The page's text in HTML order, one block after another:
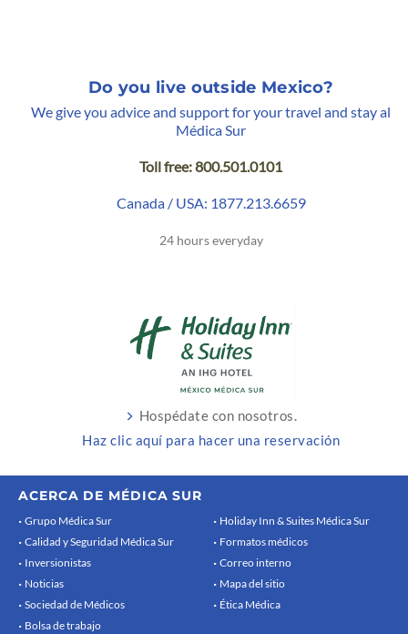
Do you live outside Mexico?
We give you advice and support for your travel and stay al
Médica Sur
Toll free: 800.501.0101
Canada / USA: 1877.213.6659
24 hours everyday
Hospédate con nosotros.
Haz clic aquí para hacer una reservación
ACERCA DE MÉDICA SUR
Grupo Médica Sur
Calidad y Seguridad Médica Sur
Inversionistas
Noticias
Sociedad de Médicos
Bolsa de trabajo
Holiday Inn & Suites Médica Sur
Formatos médicos
Correo interno
Mapa del sitio
Ética Médica